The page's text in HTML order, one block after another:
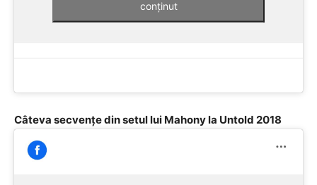
conținut
Câteva secvențe din setul lui Mahony la Untold 2018